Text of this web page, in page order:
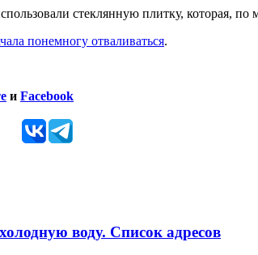
стеклянную плитку, которая,
понемногу отваливаться.
и Facebook
воду. Список адресов